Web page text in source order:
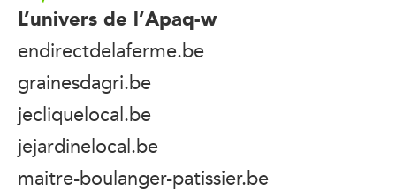
L’univers de l’Apaq-w
endirectdelaferme.be
grainesdagri.be
jecliquelocal.be
jejardinelocal.be
maitre-boulanger-patissier.be